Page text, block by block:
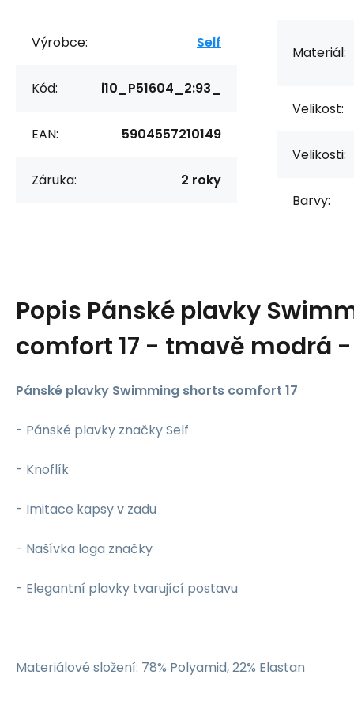
Výrobce: Self
Kód: i10_P51604_2:93_
EAN: 5904557210149
Záruka: 2 roky
Materiál:
Velikost:
Velikosti:
Barvy:
Popis Pánské plavky
comfort 17 - tmavě modrá -
Pánské plavky Swimming shorts comfort 17
- Pánské plavky značky Self
- Knoflík
- Imitace kapsy v zadu
- Našívka loga značky
- Elegantní plavky tvarující postavu
Materiálové složení: 78% Polyamid, 22% Elastan